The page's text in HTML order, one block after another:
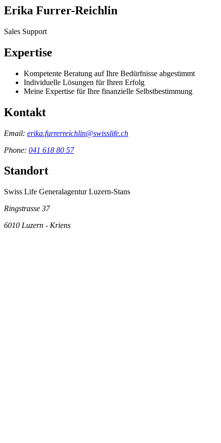
Erika Furrer-Reichlin
Sales Support
Expertise
Kompetente Beratung auf Ihre Bedürfnisse abgestimmt
Individuelle Lösungen für Ihren Erfolg
Meine Expertise für Ihre finanzielle Selbstbestimmung
Kontakt
Email: erika.furrerreichlin@swisslife.ch
Phone: 041 618 80 57
Standort
Swiss Life Generalagentur Luzern-Stans
Ringstrasse 37
6010 Luzern - Kriens